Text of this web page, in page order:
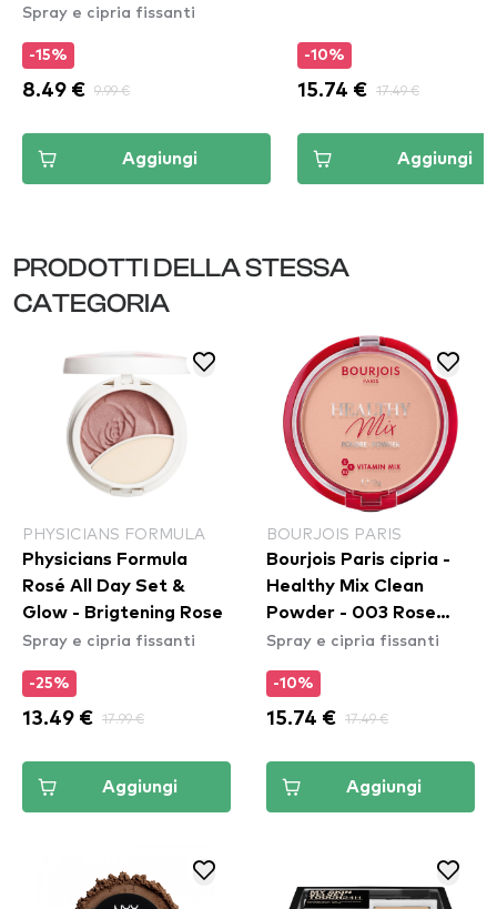
Spray e cipria fissanti
-15%
8.49 € 9.99 €
Aggiungi
-10%
15.74 € 17.49 €
Aggiungi
PRODOTTI DELLA STESSA
CATEGORIA
PHYSICIANS FORMULA
Physicians Formula
Rosé All Day Set &
Glow - Brigtening Rose
Spray e cipria fissanti
-25%
13.49 € 17.99 €
Aggiungi
BOURJOIS PARIS
Bourjois Paris cipria -
Healthy Mix Clean
Powder - 003 Rose
Beige
Spray e cipria fissanti
-10%
15.74 € 17.49 €
Aggiungi